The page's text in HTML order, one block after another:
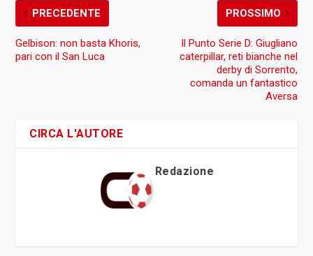
PRECEDENTE
Gelbison: non basta Khoris,
pari con il San Luca
PROSSIMO
Il Punto Serie D: Giugliano
caterpillar, reti bianche nel
derby di Sorrento,
comanda un fantastico
Aversa
CIRCA L'AUTORE
Redazione